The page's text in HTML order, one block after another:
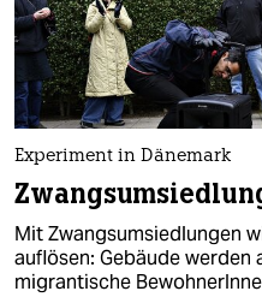
epaper login
Experiment in Dänemark
Mit Zwangsumsiedlungen
auflösen: Gebäude werden
migrantische